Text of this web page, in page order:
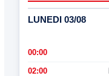
LUNEDI 03/08
00:00
02:00